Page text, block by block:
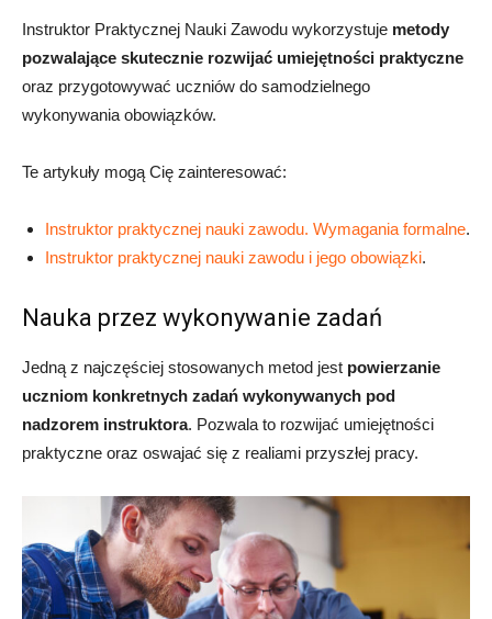
Instruktor Praktycznej Nauki Zawodu wykorzystuje metody
pozwalające skutecznie rozwijać umiejętności praktyczne
oraz przygotowywać uczniów do samodzielnego
wykonywania obowiązków.
Te artykuły mogą Cię zainteresować:
Instruktor praktycznej nauki zawodu. Wymagania formalne.
Instruktor praktycznej nauki zawodu i jego obowiązki.
Nauka przez wykonywanie zadań
Jedną z najczęściej stosowanych metod jest powierzanie
uczniom konkretnych zadań wykonywanych pod
nadzorem instruktora. Pozwala to rozwijać umiejętności
praktyczne oraz oswajać się z realiami przyszłej pracy.